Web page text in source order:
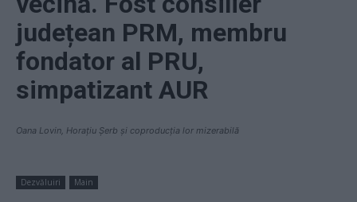
județean PRM, membru
fondator al PRU,
simpatizant AUR
Oana Lovin, Horațiu Șerb și coproducția lor mizerabilă
Dezvăluiri Main